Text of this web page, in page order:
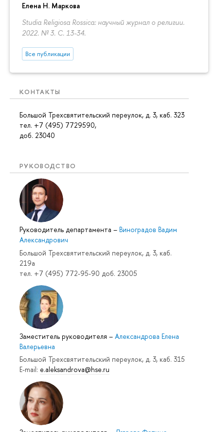
Елена Н. Маркова
Studia Religiosa Rossica: научный журнал о религии.
2022. № 3. С. 13-34.
Все публикации
КОНТАКТЫ
Большой Трехсвятительский переулок, д. 3, каб. 323
тел. +7 (495) 7729590,
доб. 23040
РУКОВОДСТВО
Руководитель департамента – Виноградов Вадим
Александрович
Большой Трехсвятительский переулок, д. 3, каб.
219a
тел. +7 (495) 772-95-90 доб. 23005
Заместитель руководителя – Александрова Елена
Валерьевна
Большой Трехсвятительский переулок, д. 3, каб. 315
E-mail: e.aleksandrova@hse.ru